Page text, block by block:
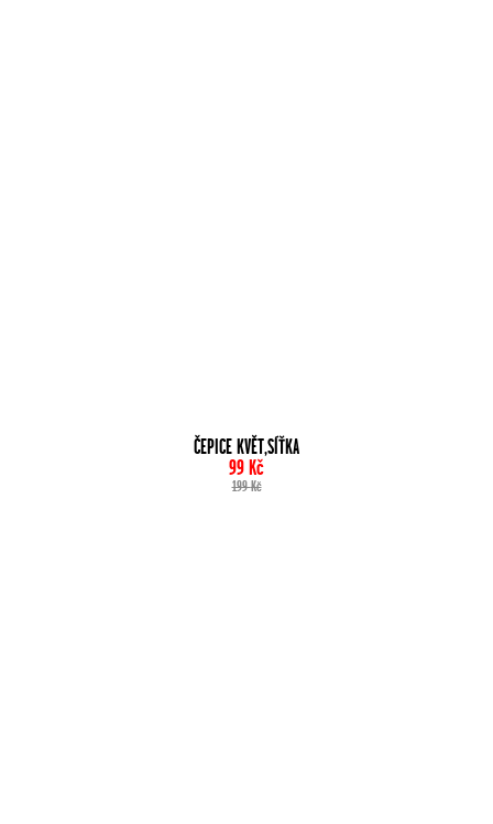
ČEPICE KVĚT,SÍŤKA
99Kč
199Kč